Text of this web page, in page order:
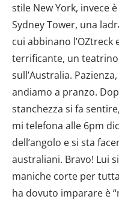
stile New York, invece
Sydney Tower, una
cui abbinano l’OZtreck
terrificante, un
sull’Australia.
andiamo a pranzo.
stanchezza si fa
mi telefona alle 6pm
dell’angolo e si sta
australiani. Bravo! Lui
maniche corte per
ha dovuto imparare è